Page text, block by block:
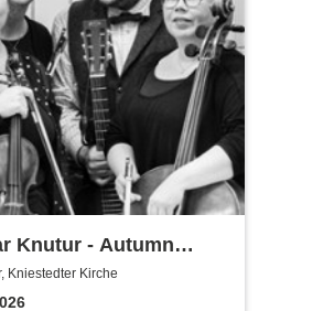
Knutur - Autumn
Trio Tour
Kniestedter Kirche